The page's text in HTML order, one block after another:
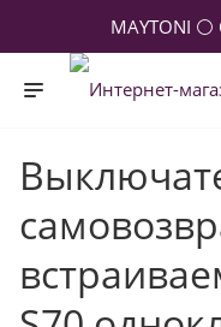
MAYTONI